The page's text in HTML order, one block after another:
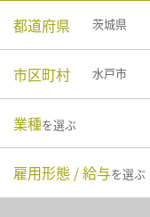
都道府県 茨城県
市区町村 水戸市
業種を選ぶ
雇用形態 / 給与を選ぶ